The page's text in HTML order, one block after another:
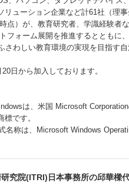
リューション企業など計61社（理事
点）が、教育研究者、学識経験者
フォーム展開を推進するとともに
さわしい教育環境の実現を目指す
日から加入しております。
は、米国 Microsoft
です。
名称は、Microsoft Windows
究院(ITRI)日本事務所の邱華樑